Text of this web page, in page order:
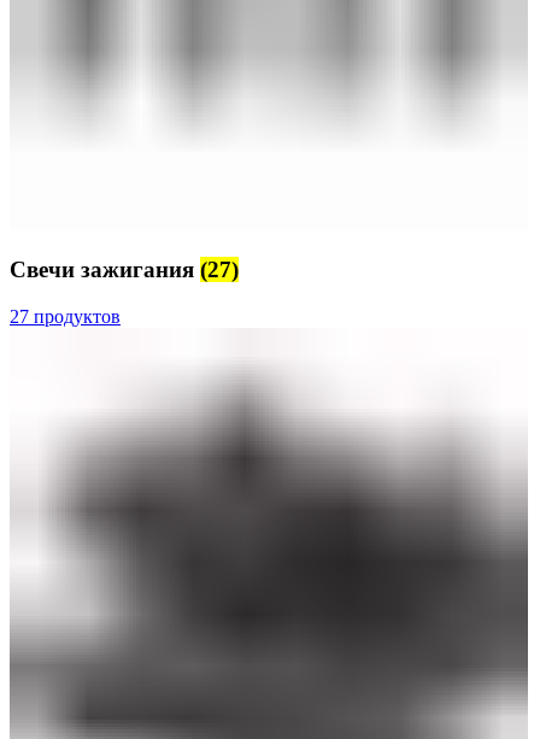
Свечи зажигания (27)
27 продуктов